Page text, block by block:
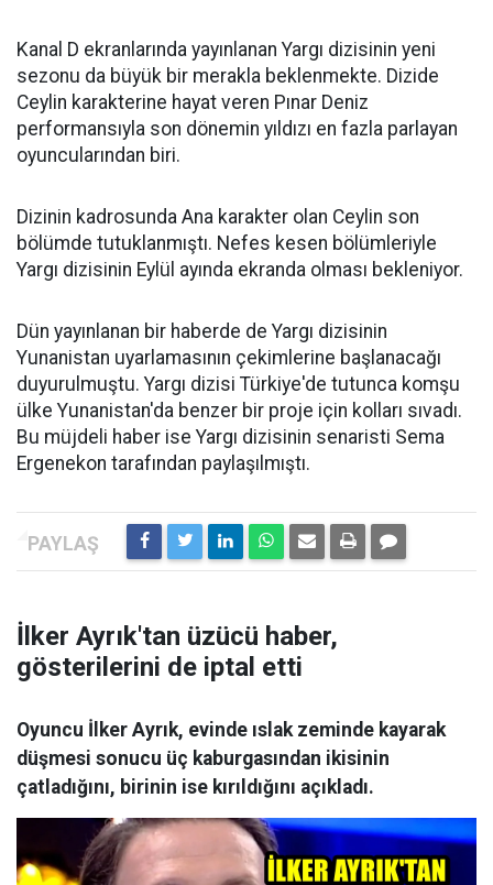
Kanal D ekranlarında yayınlanan Yargı dizisinin yeni
sezonu da büyük bir merakla beklenmekte. Dizide
Ceylin karakterine hayat veren Pınar Deniz
performansıyla son dönemin yıldızı en fazla parlayan
oyuncularından biri.
Dizinin kadrosunda Ana karakter olan Ceylin son
bölümde tutuklanmıştı. Nefes kesen bölümleriyle
Yargı dizisinin Eylül ayında ekranda olması bekleniyor.
Dün yayınlanan bir haberde de Yargı dizisinin
Yunanistan uyarlamasının çekimlerine başlanacağı
duyurulmuştu. Yargı dizisi Türkiye'de tutunca komşu
ülke Yunanistan'da benzer bir proje için kolları sıvadı.
Bu müjdeli haber ise Yargı dizisinin senaristi Sema
Ergenekon tarafından paylaşılmıştı.
İlker Ayrık'tan üzücü haber,
gösterilerini de iptal etti
Oyuncu İlker Ayrık, evinde ıslak zeminde kayarak
düşmesi sonucu üç kaburgasından ikisinin
çatladığını, birinin ise kırıldığını açıkladı.